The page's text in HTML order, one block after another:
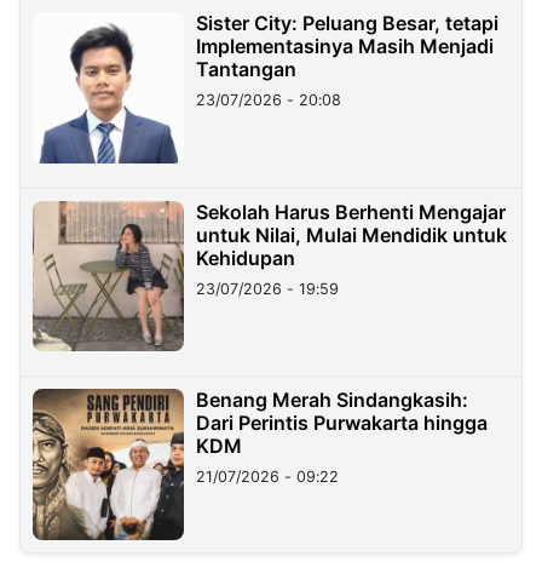
Sister City: Peluang Besar, tetapi
Implementasinya Masih Menjadi
Tantangan
23/07/2026 - 20:08
Sekolah Harus Berhenti Mengajar
untuk Nilai, Mulai Mendidik untuk
Kehidupan
23/07/2026 - 19:59
Benang Merah Sindangkasih:
Dari Perintis Purwakarta hingga
KDM
21/07/2026 - 09:22